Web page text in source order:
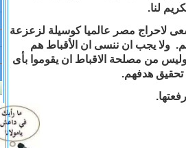
لنا.
لاحراج مصر عالميا كوسيلة لزعزعة
ولا يجب ان ننسى ان الأقباط هم
وليس من مصلحة الاقباط ان يقوموا بأى
هدفهم.